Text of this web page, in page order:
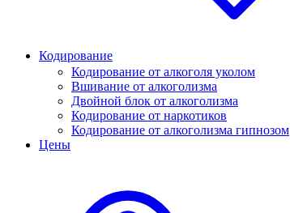
Кодирование
Кодирование от алкоголя уколом
Вшивание от алкоголизма
Двойной блок от алкоголизма
Кодирование от наркотиков
Кодирование от алкоголизма гипнозом
Цены